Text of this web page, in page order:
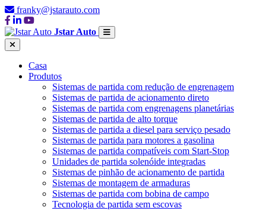
franky@jstarauto.com
Jstar Auto
Casa
Produtos
Sistemas de partida com redução de engrenagem
Sistemas de partida de acionamento direto
Sistemas de partida com engrenagens planetárias
Sistemas de partida de alto torque
Sistemas de partida a diesel para serviço pesado
Sistemas de partida para motores a gasolina
Sistemas de partida compatíveis com Start-Stop
Unidades de partida solenóide integradas
Sistemas de pinhão de acionamento de partida
Sistemas de montagem de armaduras
Sistemas de partida com bobina de campo
Tecnologia de partida sem escovas